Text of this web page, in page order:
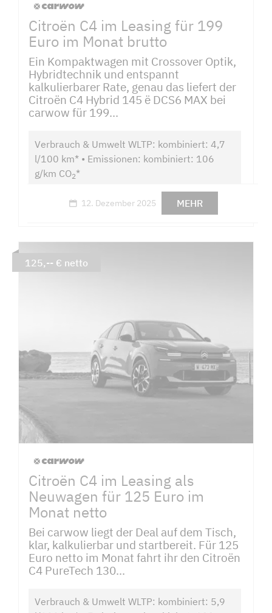
Citroën C4 im Leasing für 199
Euro im Monat brutto
Ein Kompaktwagen mit Crossover Optik,
Hybridtechnik und entspannt
kalkulierbarer Rate, genau das liefert der
Citroën C4 Hybrid 145 ë DCS6 MAX bei
carwow für 199...
Verbrauch & Umwelt WLTP: kombiniert: 4,7
l/100 km* • Emissionen: kombiniert: 106
g/km CO2*
12. Dezember 2025 MEHR
Citroën C4 im Leasing als
Neuwagen für 125 Euro im
Monat netto
Bei carwow liegt der Deal auf dem Tisch,
klar, kalkulierbar und startbereit. Für 125
Euro netto im Monat fahrt ihr den Citroën
C4 PureTech 130...
Verbrauch & Umwelt WLTP: kombiniert: 5,9
125,-- € netto